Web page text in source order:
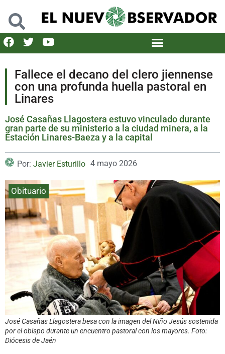
Fallece el decano del clero jiennense
con una profunda huella pastoral en
Linares
José Casañas Llagostera estuvo vinculado durante
gran parte de su ministerio a la ciudad minera, a la
Estación Linares-Baeza y a la capital
Por: Javier Esturillo 4 mayo 2026
Obituario
José Casañas Llagostera besa con la imagen del Niño Jesús sostenida
por el obispo durante un encuentro pastoral con los mayores. Foto:
Diócesis de Jaén